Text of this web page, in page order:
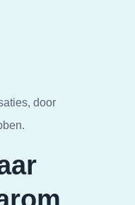
door